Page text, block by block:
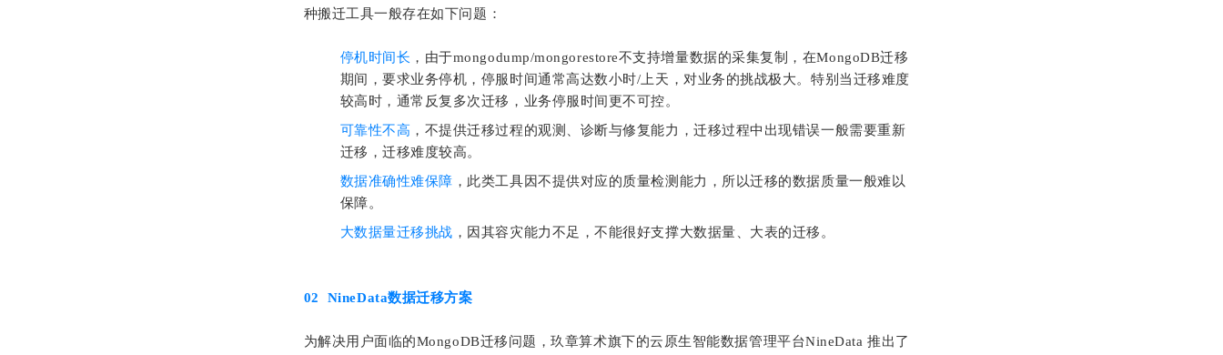
种搬迁工具一般存在如下问题：
停机时间长 ，由于mongodump/mongorestore不支持增量数据的采集复制，在MongoDB迁移
期间，要求业务停机，停服时间通常高达数小时/上天，对业务的挑战极大。特别当迁移难度
较高时，通常反复多次迁移，业务停服时间更不可控。
可靠性不高 ，不提供迁移过程的观测、诊断与修复能力，迁移过程中出现错误一般需要重新
迁移，迁移难度较高。
数据准确性难保障 ，此类工具因不提供对应的质量检测能力，所以迁移的数据质量一般难以
保障。
大数据量迁移挑战 ，因其容灾能力不足，不能很好支撑大数据量、大表的迁移。
02 NineData数据迁移方案
为解决用户面临的MongoDB迁移问题，玖章算术旗下的云原生智能数据管理平台NineData 推出了